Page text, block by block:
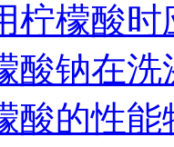
柠檬酸
酸钠在
酸的性能